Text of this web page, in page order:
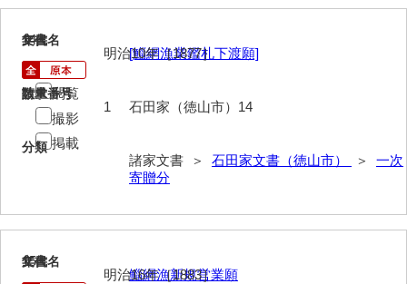
金津家文書
金谷家文書
兼重家文書
兼田家文書
上村家文書
上矢田井手文書
14
文書名
[鯔網漁業鑑札下渡願]
請求番号
石田家（徳山市）14
分類
諸家文書 ＞ 石田家文書（徳山市） ＞ 一次
寄贈分
年代
明治10年［1877］
数量
1
閲覧
撮影
掲載
15
文書名
鯔網漁新規営業願
年代
明治16年［1883］